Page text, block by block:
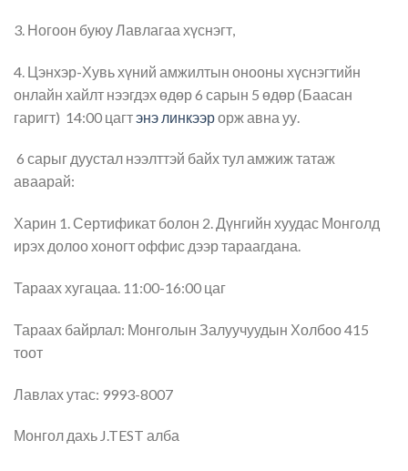
3. Ногоон буюу Лавлагаа хүснэгт,
4. Цэнхэр-Хувь хүний амжилтын онооны хүснэгтийн
онлайн хайлт нээгдэх өдөр 6 сарын 5 өдөр (Баасан
гаригт) 14:00 цагтэнэ линкээрорж авна уу.
6 сарыг дуустал нээлттэй байх тул амжиж татаж
аваарай:
Харин 1. Сертификат болон 2. Дүнгийн хуудас Монголд
ирэх долоо хоногт оффис дээр тараагдана.
Тараах хугацаа. 11:00-16:00 цаг
Тараах байрлал: Монголын Залуучуудын Холбоо 415
тоот
Лавлах утас: 9993-8007
Монгол дахь J.TEST алба